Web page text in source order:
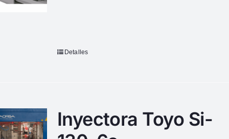
Detalles
Inyectora Toyo Si-